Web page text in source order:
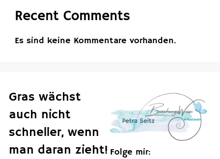
Recent Comments
Es sind keine Kommentare vorhanden.
Folge mir:
Gras wächst
auch nicht
schneller, wenn
man daran zieht!